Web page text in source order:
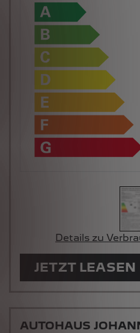
JETZT LEASEN
AUTOHAUS
42897 Remscheid